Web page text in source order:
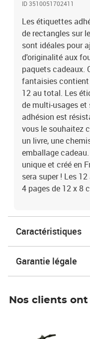
ID 3510051702411
Les étiquettes
de rectangles sur
sont idéales pour
d'originalité aux
paquets cadeaux.
fantaisies
12 au total. Les
de multi-usages
adhésion est
vous le souhaitez
un livre, une
emballage
unique et créé en
sera super ! Les
4 pages de 12 x 8
Caractéristiques
Garantie légale
Nos clients